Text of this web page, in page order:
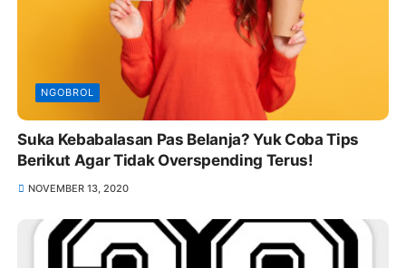
NGOBROL
Suka Kebabalasan Pas Belanja? Yuk Coba Tips
Berikut Agar Tidak Overspending Terus!
NOVEMBER 13, 2020